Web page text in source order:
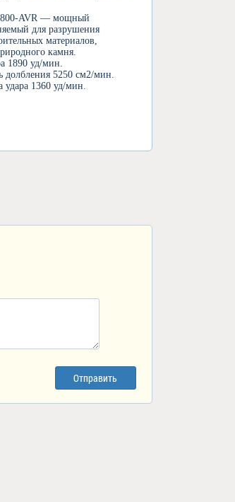
AVR — мощный
для разрушения
материалов,
камня.
1890 уд/мин.
долбления 5250 см2/мин.
удара 1360 уд/мин.
Отправить